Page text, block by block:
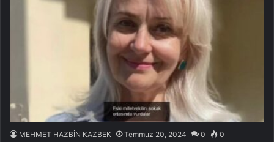
MEHMET HAZBİN KAZBEK Temmuz 20, 2024 0 0